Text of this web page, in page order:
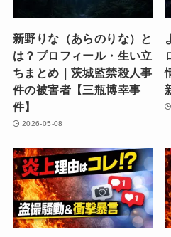
新野りな（あらのりな）と
は？プロフィール・生い立
ちまとめ｜茨城監禁殺人事
件の被害者【三瓶博幸事
件】
2026-05-08